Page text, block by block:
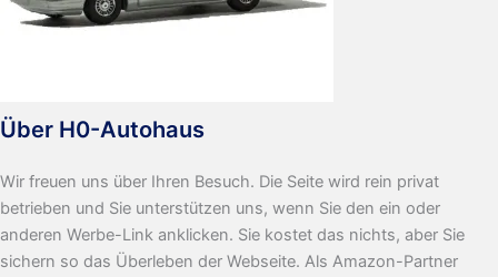
Über H0-Autohaus
Wir freuen uns über Ihren Besuch. Die Seite wird rein privat
betrieben und Sie unterstützen uns, wenn Sie den ein oder
anderen Werbe-Link anklicken. Sie kostet das nichts, aber Sie
sichern so das Überleben der Webseite. Als Amazon-Partner